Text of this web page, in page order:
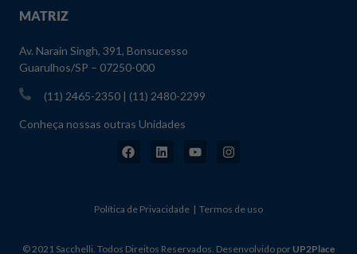
MATRIZ
Av. Narain Singh, 391, Bonsucesso
Guarulhos/SP – 07250-000
(11) 2465-2350 | (11) 2480-2299
Conheça nossas outras Unidades
Política de Privacidade | Termos de uso
© 2021 Sacchelli. Todos Direitos Reservados. Desenvolvido por UP2Place